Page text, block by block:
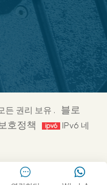
든 권리 보유 .
블로
호정책
IPv6 네